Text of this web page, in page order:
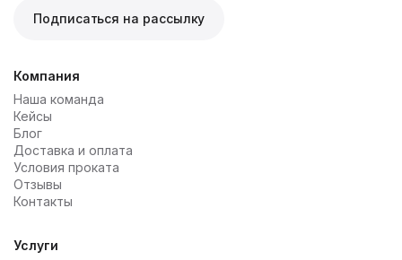
Подписаться на рассылку
Компания
Наша команда
Кейсы
Блог
Доставка и оплата
Условия проката
Отзывы
Контакты
Услуги